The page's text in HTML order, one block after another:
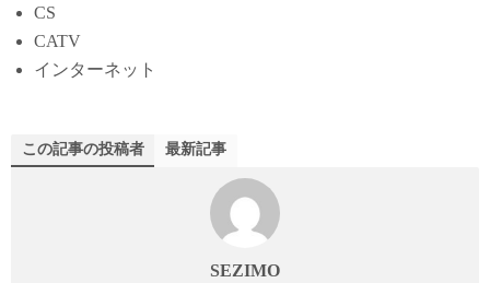
CS
CATV
インターネット
この記事の投稿者 最新記事
SEZIMO